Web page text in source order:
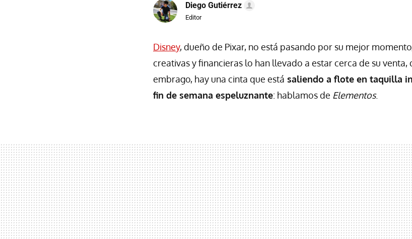
Diego Gutiérrez
Editor
Disney, dueño de Pixar, no está pasando por su mejor
creativas y financieras lo han llevado a estar cerca de su venta,
embrago, hay una cinta que está saliendo a flote en taquilla
fin de semana espeluznante: hablamos de Elementos.